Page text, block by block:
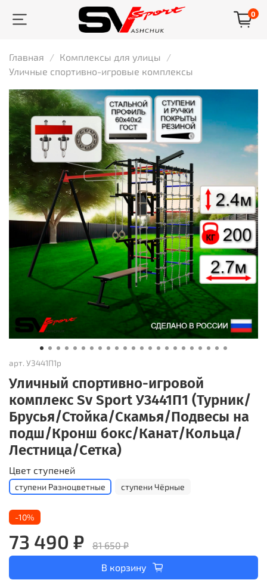
0
Главная
Комплексы для улицы
Уличные спортивно-игровые комплексы
арт. У3441П1р
Уличный спортивно-игровой
комплекс Sv Sport У3441П1 (Турник/
Брусья/Стойка/Скамья/Подвесы на
подш/Кронш бокс/Канат/Кольца/
Лестница/Сетка)
Цвет ступеней
ступени Разноцветные ступени Чёрные
-10%
73 490 ₽
81 650 ₽
В корзину